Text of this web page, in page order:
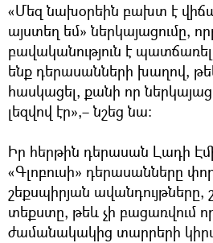
«Մեզ նախօրեին բախտ է
այստեղ եմ» ներկայացումը,
բավականություն է
ենք դերասանների խաղով,
հասկացել, քանի որ
լեզվով էր»,– նշեց նա։
Իր հերթին դերասան Լադի
«Գլոբուսի» դերասանները
շեքսպիրյան ավանդույթները,
տեքստը, թեև չի բացառվում
ժամանակակից տարրերի